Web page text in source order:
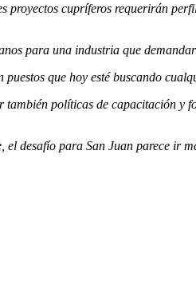
cupríferos requerirán
para una industria que
que hoy esté buscando
políticas de capacitación
desafío para San Juan parece